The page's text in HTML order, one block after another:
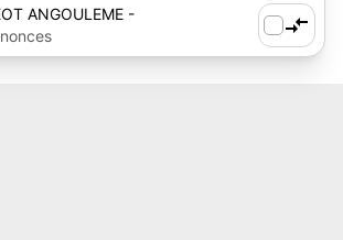
ANGOULEME -